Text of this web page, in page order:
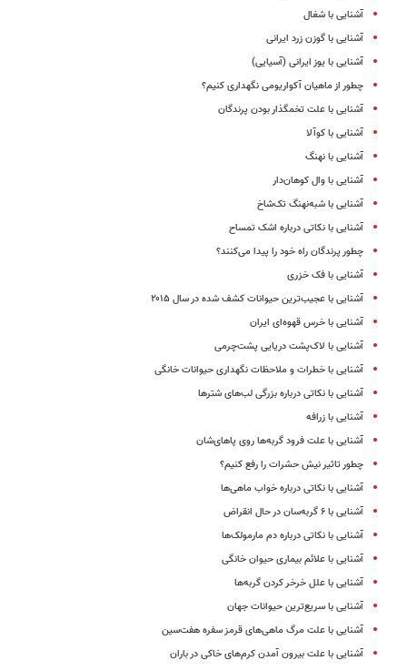
آشنایی با شغال
آشنایی با گوزن زرد ایرانی
آشنایی با یوز ایرانی (آسیایی)
چطور از ماهیان آکواریومی نگهداری کنیم؟
آشنایی با علت تخمگذار بودن پرندگان
آشنایی با کوآلا
آشنایی با نهنگ
آشنایی با وال کوهان‌دار
آشنایی با شبه‌نهنگ تک‌شاخ
آشنایی با نکاتی درباره اشک تمساح
چطور پرندگان راه خود را پیدا می‌کنند؟
آشنایی با فک خزری
آشنایی با عجیب‌ترین حیوانات کشف شده در سال ۲۰۱۵
آشنایی با خرس قهوه‌ای ایران
آشنایی با لاک‌پشت دریایی پشت‌چرمی
آشنایی با خطرات و ملاحظات نگهداری حیوانات خانگی
آشنایی با نکاتی درباره بزرگی لب‌های شترها
آشنایی با زرافه
آشنایی با علت فرود گربه‌ها روی پاهای‌شان
چطور تاثیر نیش حشرات را رفع کنیم؟
آشنایی با نکاتی درباره خواب ماهی‌ها
آشنایی با ۶ گربه‌سان در حال انقراض
آشنایی با نکاتی درباره دم مارمولک‌ها
آشنایی با علائم بیماری حیوان خانگی
آشنایی با علل خرخر کردن گربه‌ها
آشنایی با سریع‌ترین حیوانات جهان
آشنایی با علت مرگ ماهی‌های قرمز سفره هفت‌سین
آشنایی با علت بیرون آمدن کرم‌های خاکی در باران